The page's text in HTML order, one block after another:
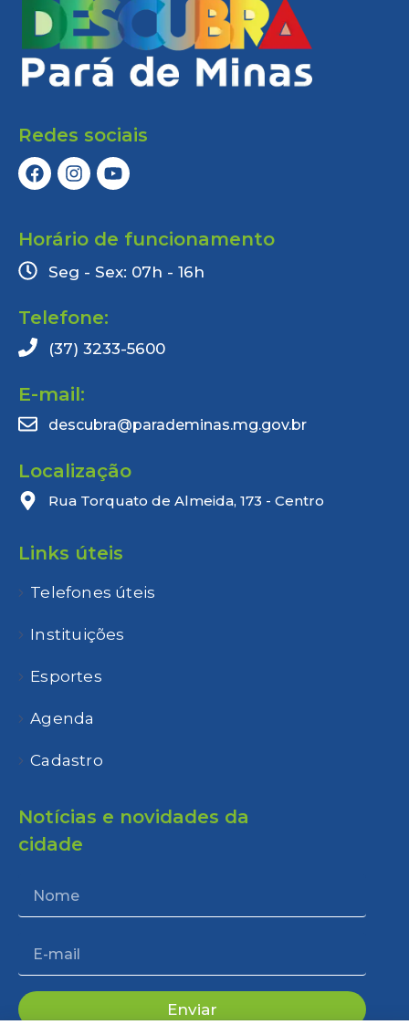
Redes sociais
Horário de funcionamento
Seg - Sex: 07h - 16h
Telefone:
(37) 3233-5600
E-mail:
descubra@parademinas.mg.gov.br
Localização
Rua Torquato de Almeida, 173 - Centro
Links úteis
Telefones úteis
Instituições
Esportes
Agenda
Cadastro
Notícias e novidades da
cidade
Enviar